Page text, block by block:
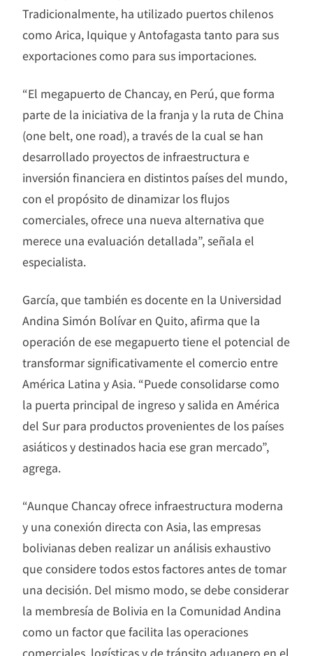
Tradicionalmente, ha utilizado puertos chilenos
como Arica, Iquique y Antofagasta tanto para sus
exportaciones como para sus importaciones.
“El megapuerto de Chancay, en Perú, que forma
parte de la iniciativa de la franja y la ruta de China
(one belt, one road), a través de la cual se han
desarrollado proyectos de infraestructura e
inversión financiera en distintos países del mundo,
con el propósito de dinamizar los flujos
comerciales, ofrece una nueva alternativa que
merece una evaluación detallada”, señala el
especialista.
García, que también es docente en la Universidad
Andina Simón Bolívar en Quito, afirma que la
operación de ese megapuerto tiene el potencial de
transformar significativamente el comercio entre
América Latina y Asia. “Puede consolidarse como
la puerta principal de ingreso y salida en América
del Sur para productos provenientes de los países
asiáticos y destinados hacia ese gran mercado”,
agrega.
“Aunque Chancay ofrece infraestructura moderna
y una conexión directa con Asia, las empresas
bolivianas deben realizar un análisis exhaustivo
que considere todos estos factores antes de tomar
una decisión. Del mismo modo, se debe considerar
la membresía de Bolivia en la Comunidad Andina
como un factor que facilita las operaciones
comerciales, logísticas y de tránsito aduanero en el